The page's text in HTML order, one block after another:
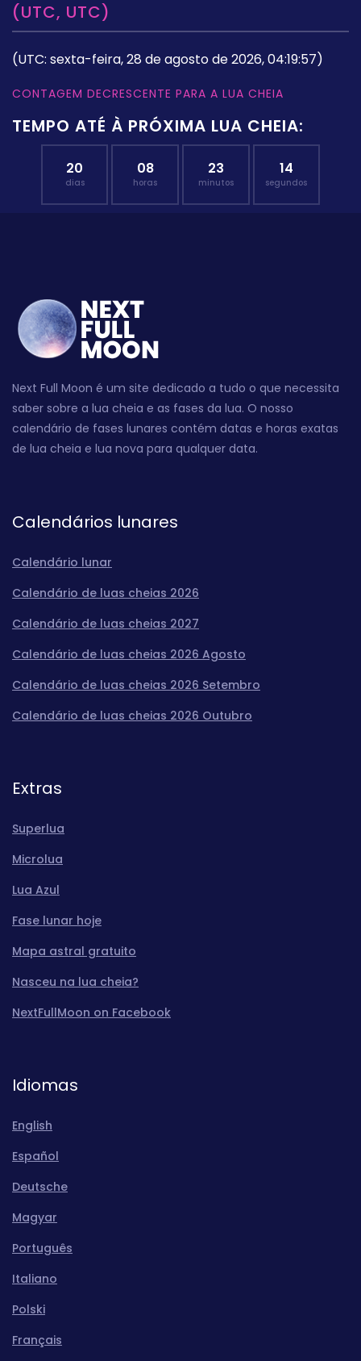
(UTC, UTC)
(UTC: sexta-feira, 28 de agosto de 2026, 04:19:57)
CONTAGEM DECRESCENTE PARA A LUA CHEIA
TEMPO ATÉ À PRÓXIMA LUA CHEIA:
20
dias
08
horas
23
minutos
13
segundos
Next Full Moon é um site dedicado a tudo o que necessita
saber sobre a lua cheia e as fases da lua. O nosso
calendário de fases lunares contém datas e horas exatas
de lua cheia e lua nova para qualquer data.
Calendários lunares
Calendário lunar
Calendário de luas cheias 2026
Calendário de luas cheias 2027
Calendário de luas cheias 2026 Agosto
Calendário de luas cheias 2026 Setembro
Calendário de luas cheias 2026 Outubro
Extras
Superlua
Microlua
Lua Azul
Fase lunar hoje
Mapa astral gratuito
Nasceu na lua cheia?
NextFullMoon on Facebook
Idiomas
English
Español
Deutsche
Magyar
Português
Italiano
Polski
Français